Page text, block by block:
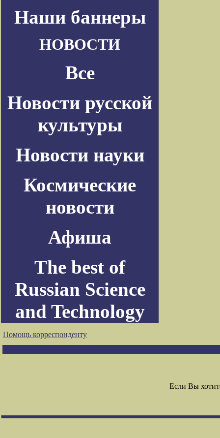
Наши баннеры
НОВОСТИ
Все
Новости русской
культуры
Новости науки
Космические
новости
Афиша
The best of
Russian Science
and Technology
Помощь корреспонденту
Если Вы